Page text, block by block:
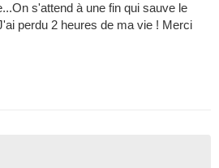
s'attend à une fin qui sauve le
perdu 2 heures de ma vie ! Merci